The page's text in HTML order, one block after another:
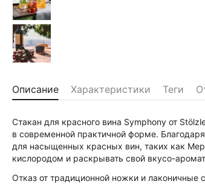
Описание Характеристики Теги
Стакан для красного вина Symphony от
в современной практичной форме.
для насыщенных красных вин, таких как
кислородом и раскрывать свой вкусо-
Отказ от традиционной ножки и лаконичные